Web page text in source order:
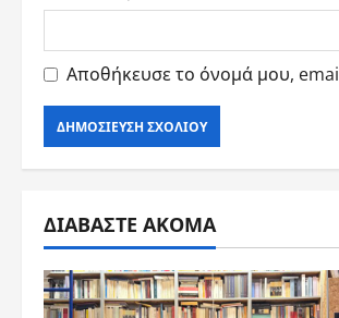
Αποθήκευσε το όνομά μου,
ΔΙΑΒΑΣΤΕ ΑΚΟΜΑ